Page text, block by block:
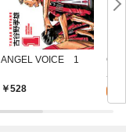
ANGEL VOICE 1
528
GO